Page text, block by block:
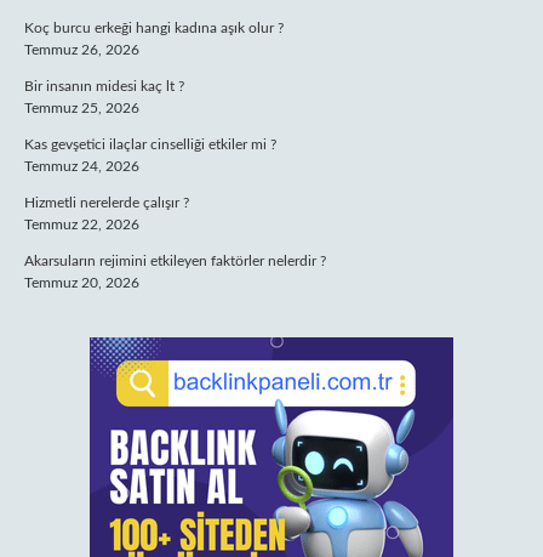
Koç burcu erkeği hangi kadına aşık olur ?
Temmuz 26, 2026
Bir insanın midesi kaç lt ?
Temmuz 25, 2026
Kas gevşetici ilaçlar cinselliği etkiler mi ?
Temmuz 24, 2026
Hizmetli nerelerde çalışır ?
Temmuz 22, 2026
Akarsuların rejimini etkileyen faktörler nelerdir ?
Temmuz 20, 2026